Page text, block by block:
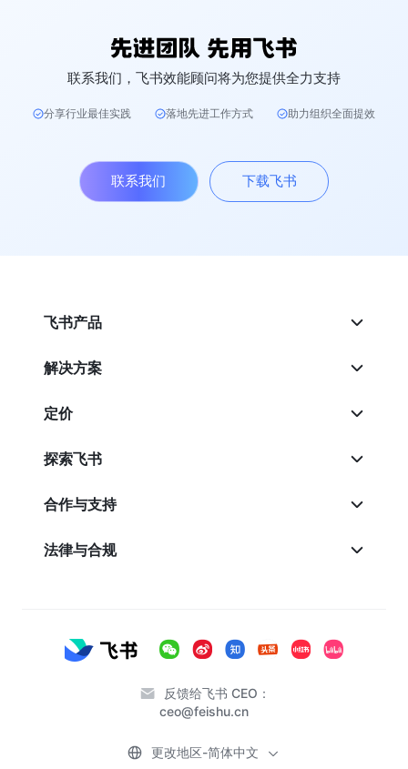
联系我们，飞书效能顾问将为您提供全力支持
分享行业最佳实践 落地先进工作方式 助力组织全面提效
联系我们 下载飞书
飞书产品
解决方案
定价
探索飞书
合作与支持
法律与合规
反馈给飞书 CEO：
ceo@feishu.cn
更改地区-简体中文